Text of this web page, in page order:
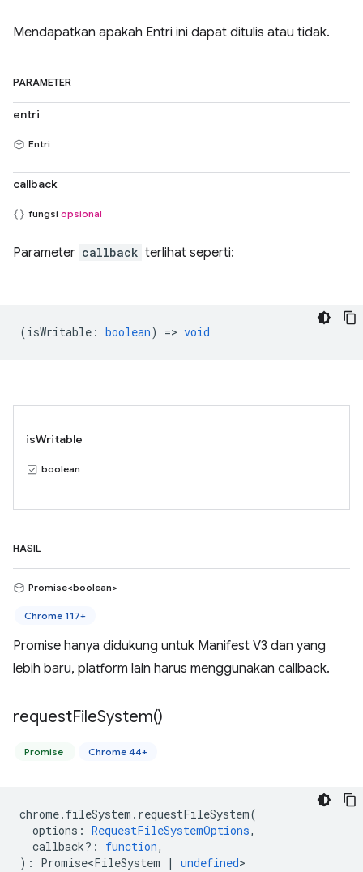
Mendapatkan apakah Entri ini dapat ditulis atau tidak.
PARAMETER
entri
Entri
callback
fungsi opsional
Parameter callback terlihat seperti:
(isWritable : boolean) => void
isWritable
boolean
HASIL
Promise<boolean>
Chrome 117+
Promise hanya didukung untuk Manifest V3 dan yang
lebih baru, platform lain harus menggunakan callback.
requestFileSystem()
Promise Chrome 44+
chrome. fileSystem . requestFileSystem(
options : RequestFileSystemOptions,
callback? : function,
) : Promise<FileSystem | undefined>